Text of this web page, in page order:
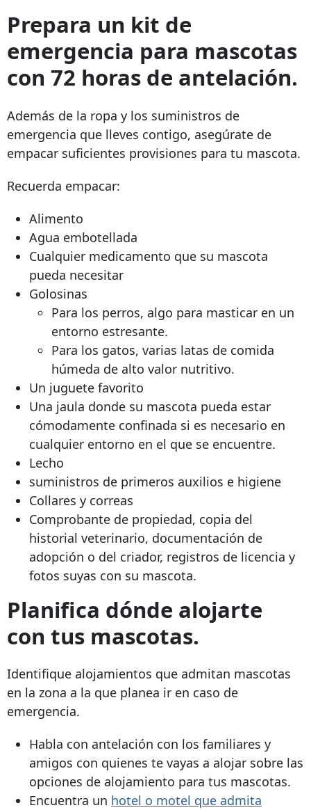
Prepara un kit de
emergencia para mascotas
con 72 horas de antelación.
Además de la ropa y los suministros de
emergencia que lleves contigo, asegúrate de
empacar suficientes provisiones para tu mascota.
Recuerda empacar:
Alimento
Agua embotellada
Cualquier medicamento que su mascota
pueda necesitar
Golosinas
Para los perros, algo para masticar en un
entorno estresante.
Para los gatos, varias latas de comida
húmeda de alto valor nutritivo.
Un juguete favorito
Una jaula donde su mascota pueda estar
cómodamente confinada si es necesario en
cualquier entorno en el que se encuentre.
Lecho
suministros de primeros auxilios e higiene
Collares y correas
Comprobante de propiedad, copia del
historial veterinario, documentación de
adopción o del criador, registros de licencia y
fotos suyas con su mascota.
Planifica dónde alojarte
con tus mascotas.
Identifique alojamientos que admitan mascotas
en la zona a la que planea ir en caso de
emergencia.
Habla con antelación con los familiares y
amigos con quienes te vayas a alojar sobre las
opciones de alojamiento para tus mascotas.
Encuentra un hotel o motel que admita